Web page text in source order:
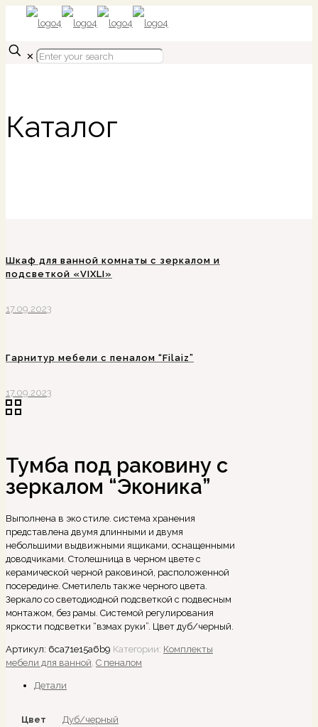
✕
Каталог
Шкаф для ванной комнаты с зеркалом и
подсветкой «VIXLI»
17.09.2023
Гарнитур мебели с пеналом “Filaiz”
17.09.2023
Тумба под раковину с
зеркалом “Эконика”
Выполнена в эко стиле. система хранения
представлена двумя длинными и двумя
небольшими выдвижными ящиками, оснащенными
доводчиками. Столешница в черном цвете с
керамической черной раковиной, расположенной
посередине. Сметилель также черного цвета.
Зеркало со светодиодной подсветкой с подвесным
монтажом, без рамы. Системой регулирования
яркости подсветки “взмах руки”. Цвет дуб/черный.
Артикул: 6ca71e15a6b9 Категории: Комплекты
мебели для ванной С пеналом
Детали
Цвет Дуб/черный